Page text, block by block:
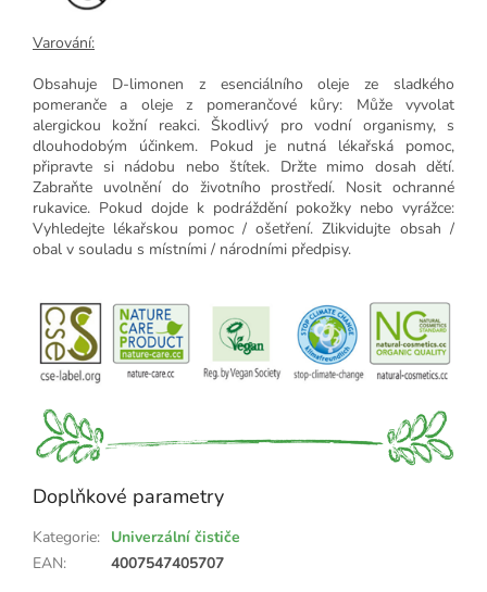
Varování:
Obsahuje D-limonen z esenciálního oleje ze sladkého
pomeranče a oleje z pomerančové kůry: Může vyvolat
alergickou kožní reakci. Škodlivý pro vodní organismy, s
dlouhodobým účinkem. Pokud je nutná lékařská pomoc,
připravte si nádobu nebo štítek. Držte mimo dosah dětí.
Zabraňte uvolnění do životního prostředí. Nosit ochranné
rukavice. Pokud dojde k podráždění pokožky nebo vyrážce:
Vyhledejte lékařskou pomoc / ošetření. Zlikvidujte obsah /
obal v souladu s místními / národními předpisy.
Doplňkové parametry
Kategorie: Univerzální čističe
EAN: 4007547405707